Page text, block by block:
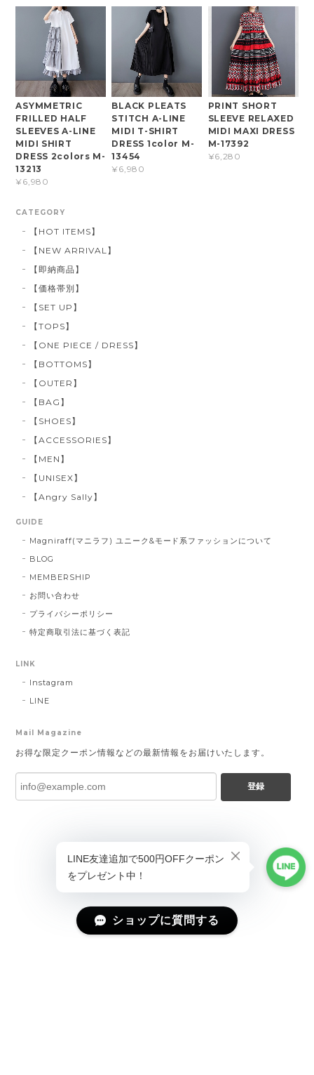
ASYMMETRIC
FRILLED HALF
SLEEVES A-LINE
MIDI SHIRT
DRESS 2colors M-
13213
¥6,980
BLACK PLEATS
STITCH A-LINE
MIDI T-SHIRT
DRESS 1color M-
13454
¥6,980
PRINT SHORT
SLEEVE RELAXED
MIDI MAXI DRESS
M-17392
¥6,280
CATEGORY
【HOT ITEMS】
【NEW ARRIVAL】
【即納商品】
【価格帯別】
【SET UP】
【TOPS】
【ONE PIECE / DRESS】
【BOTTOMS】
【OUTER】
【BAG】
【SHOES】
【ACCESSORIES】
【MEN】
【UNISEX】
【Angry Sally】
GUIDE
Magniraff(マニラフ) ユニーク&モード系ファッションについて
BLOG
MEMBERSHIP
お問い合わせ
プライバシーポリシー
特定商取引法に基づく表記
LINK
Instagram
LINE
Mail Magazine
お得な限定クーポン情報などの最新情報をお届けいたします。
登録
ショップに質問する